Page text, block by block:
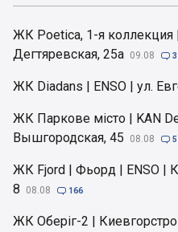
ЖК Poetica, 1-я коллекция
Дегтяревская, 25а 09.08  3
ЖК Diadans | ENSO | ул.
ЖК Паркове місто | KAN
Вышгородская, 45
08.08 
ЖК Fjord | Фьорд | ENSO |
8
08.08  166
ЖК Оберіг-2 |